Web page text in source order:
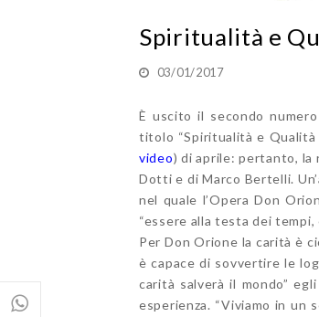
Spiritualità e
03/01/2017
È uscito il secondo
titolo “Spiritualità e
video) di aprile: pertanto, la
Dotti e di Marco Bertelli.
nel quale l’Opera Don
“essere alla testa dei tempi,
Per Don Orione la carità è
è capace di sovvertire le
carità salverà il mondo”
esperienza. “Viviamo in